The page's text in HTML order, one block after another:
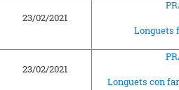
23/02/2021
Longuets
23/02/2021
Longuets con